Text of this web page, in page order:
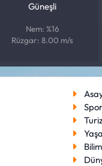
Güneşli
Nem: %16
Rüzgar: 8.00 m/s
Spor